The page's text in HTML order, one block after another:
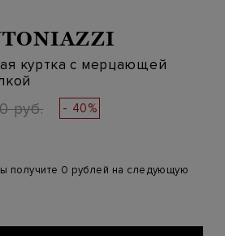
куртка с мерцающей
руб. - 40%
получите 0 рублей на следующую